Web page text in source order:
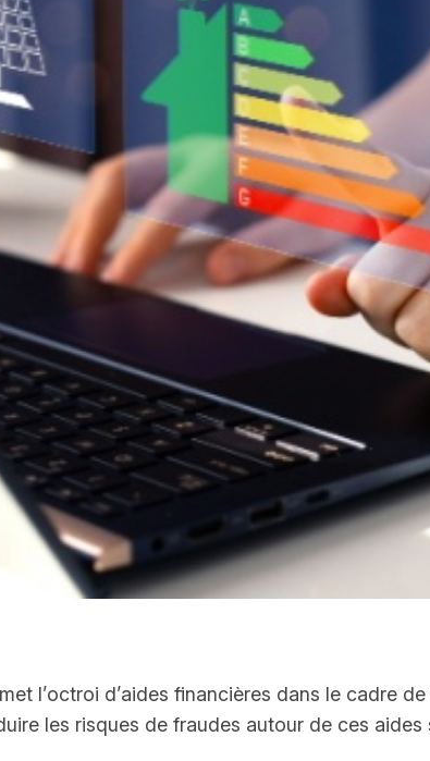
l’octroi d’aides financières dans le cadre
les risques de fraudes autour de ces